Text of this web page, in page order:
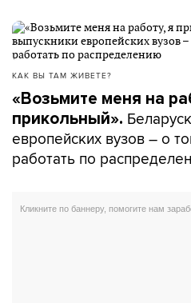
КАК ВЫ ТАМ ЖИВЕТЕ?
«Возьмите меня на
прикольный».
европейских вузов – о
работать по